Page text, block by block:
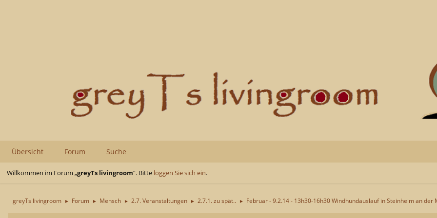
Übersicht Forum Suche
Willkommen im Forum „greyTs livingroom“. Bitte loggen Sie sich ein.
greyTs livingroom ► Forum ► Mensch ► 2.7. Veranstaltungen ► 2.7.1. zu spät.. ► Februar - 9.2.14 - 13h30-16h30 Windhundauslauf in Steinheim an der